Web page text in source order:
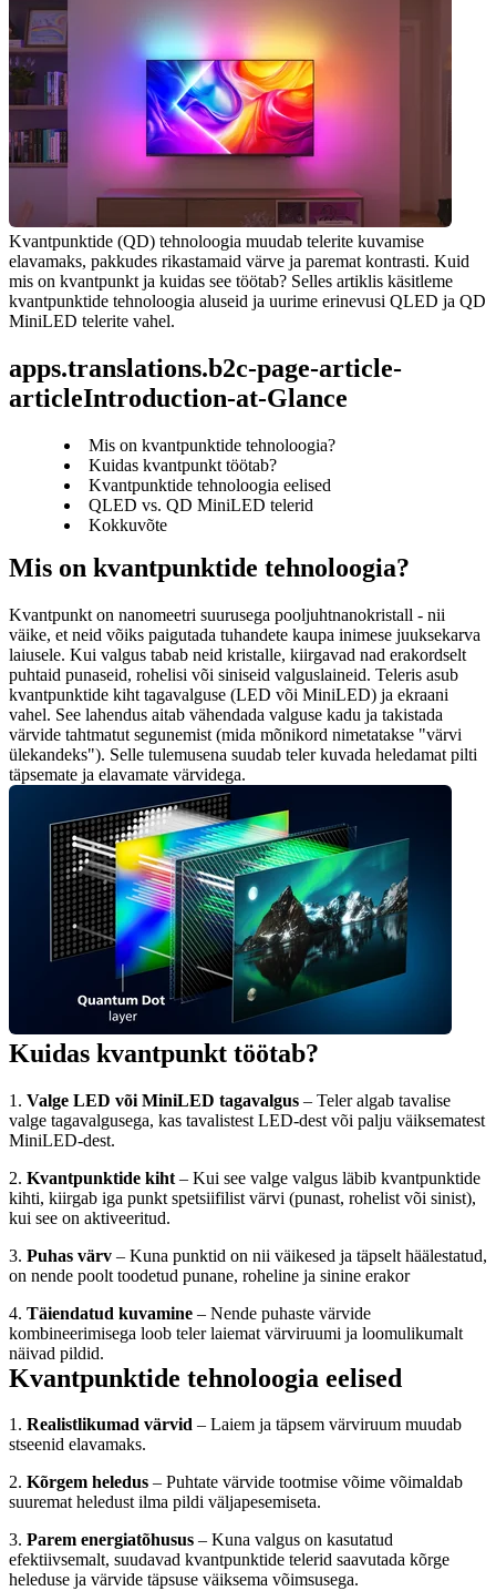
Kvantpunktide (QD) tehnoloogia muudab telerite kuvamise
elavamaks, pakkudes rikastamaid värve ja paremat kontrasti. Kuid
mis on kvantpunkt ja kuidas see töötab? Selles artiklis käsitleme
kvantpunktide tehnoloogia aluseid ja uurime erinevusi QLED ja QD
MiniLED telerite vahel.
apps.translations.b2c-page-article-
articleIntroduction-at-Glance
Mis on kvantpunktide tehnoloogia?
Kuidas kvantpunkt töötab?
Kvantpunktide tehnoloogia eelised
QLED vs. QD MiniLED telerid
Kokkuvõte
Mis on kvantpunktide tehnoloogia?
Kvantpunkt on nanomeetri suurusega pooljuhtnanokristall - nii
väike, et neid võiks paigutada tuhandete kaupa inimese juuksekarva
laiusele. Kui valgus tabab neid kristalle, kiirgavad nad erakordselt
puhtaid punaseid, rohelisi või siniseid valguslaineid. Teleris asub
kvantpunktide kiht tagavalguse (LED või MiniLED) ja ekraani
vahel. See lahendus aitab vähendada valguse kadu ja takistada
värvide tahtmatut segunemist (mida mõnikord nimetatakse "värvi
ülekandeks"). Selle tulemusena suudab teler kuvada heledamat pilti
täpsemate ja elavamate värvidega.
Kuidas kvantpunkt töötab?
1. Valge LED või MiniLED tagavalgus – Teler algab tavalise
valge tagavalgusega, kas tavalistest LED-dest või palju väiksematest
MiniLED-dest.
2. Kvantpunktide kiht – Kui see valge valgus läbib kvantpunktide
kihti, kiirgab iga punkt spetsiifilist värvi (punast, rohelist või sinist),
kui see on aktiveeritud.
3. Puhas värv – Kuna punktid on nii väikesed ja täpselt häälestatud,
on nende poolt toodetud punane, roheline ja sinine erakor
4. Täiendatud kuvamine – Nende puhaste värvide
kombineerimisega loob teler laiemat värviruumi ja loomulikumalt
näivad pildid.
Kvantpunktide tehnoloogia eelised
1. Realistlikumad värvid – Laiem ja täpsem värviruum muudab
stseenid elavamaks.
2. Kõrgem heledus – Puhtate värvide tootmise võime võimaldab
suuremat heledust ilma pildi väljapesemiseta.
3. Parem energiatõhusus – Kuna valgus on kasutatud
efektiivsemalt, suudavad kvantpunktide telerid saavutada kõrge
heleduse ja värvide täpsuse väiksema võimsusega.